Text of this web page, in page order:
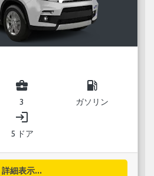
business_center
3
local_gas_station
ガソリン
login
5 ドア
詳細表示...